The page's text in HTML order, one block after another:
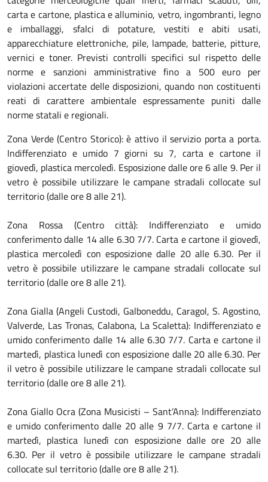
carta e cartone, plastica e alluminio, vetro, ingombranti, legno
e imballaggi, sfalci di potature, vestiti e abiti usati,
apparecchiature elettroniche, pile, lampade, batterie, pitture,
vernici e toner. Previsti controlli specifici sul rispetto delle
norme e sanzioni amministrative fino a 500 euro per
violazioni accertate delle disposizioni, quando non costituenti
reati di carattere ambientale espressamente puniti dalle
norme statali e regionali.
Zona Verde (Centro Storico): è attivo il servizio porta a porta.
Indifferenziato e umido 7 giorni su 7, carta e cartone il
giovedì, plastica mercoledì. Esposizione dalle ore 6 alle 9. Per il
vetro è possibile utilizzare le campane stradali collocate sul
territorio (dalle ore 8 alle 21).
Zona Rossa (Centro città): Indifferenziato e umido
conferimento dalle 14 alle 6.30 7/7. Carta e cartone il giovedì,
plastica mercoledì con esposizione dalle 20 alle 6.30. Per il
vetro è possibile utilizzare le campane stradali collocate sul
territorio (dalle ore 8 alle 21).
Zona Gialla (Angeli Custodi, Galboneddu, Caragol, S. Agostino,
Valverde, Las Tronas, Calabona, La Scaletta): Indifferenziato e
umido conferimento dalle 14 alle 6.30 7/7. Carta e cartone il
martedì, plastica lunedì con esposizione dalle 20 alle 6.30. Per
il vetro è possibile utilizzare le campane stradali collocate sul
territorio (dalle ore 8 alle 21).
Zona Giallo Ocra (Zona Musicisti – Sant’Anna): Indifferenziato
e umido conferimento dalle 20 alle 9 7/7. Carta e cartone il
martedì, plastica lunedì con esposizione dalle ore 20 alle
6.30. Per il vetro è possibile utilizzare le campane stradali
collocate sul territorio (dalle ore 8 alle 21).